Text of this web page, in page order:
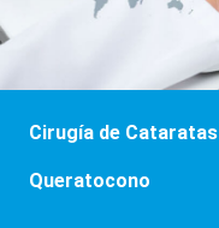
Cirugía de Cataratas
Queratocono